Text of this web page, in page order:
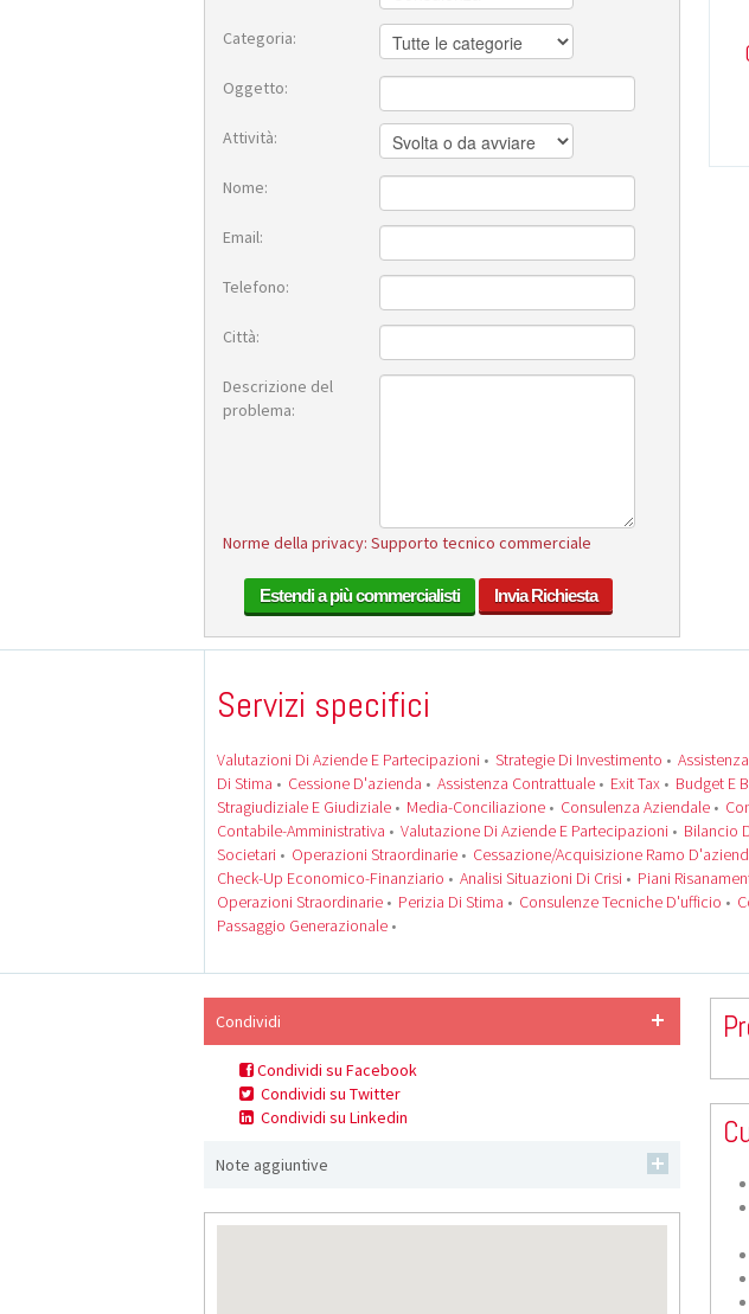
Categoria:
Oggetto:
Attività:
Nome:
Email:
Telefono:
Città:
Descrizione del
problema:
Norme della privacy: Supporto tecnico commerciale
Estendi a più commercialisti Invia Richiesta
Servizi specifici
Valutazioni Di Aziende E Partecipazioni • Strategie Di Investimento •
Di Stima • Cessione D'azienda • Assistenza Contrattuale • Exit Tax • Budget E
Stragiudiziale E Giudiziale • Media-Conciliazione • Consulenza Aziendale •
Contabile-Amministrativa • Valutazione Di Aziende E Partecipazioni • Bilancio
Societari • Operazioni Straordinarie • Cessazione/acquisizione Ramo
Check-Up Economico-Finanziario • Analisi Situazioni Di Crisi • Piani
Operazioni Straordinarie • Perizia Di Stima • Consulenze Tecniche D'ufficio •
Passaggio Generazionale •
Condividi
Condividi su Facebook
Condividi su Twitter
Condividi su Linkedin
Note aggiuntive